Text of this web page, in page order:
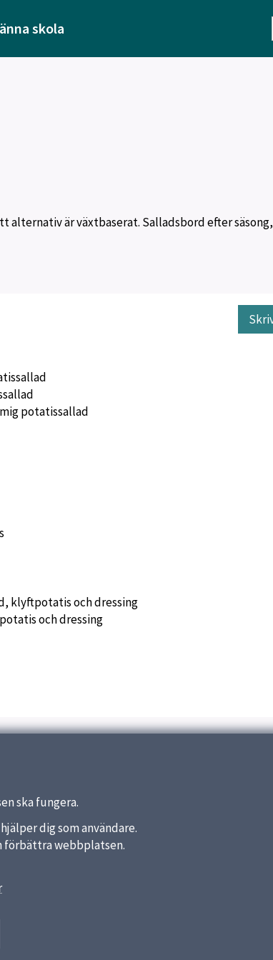
skola
alternativ är växtbaserat. Salladsbord efter
potatissallad
klyftpotatis och dressing
och dressing
ska fungera.
dig som användare.
förbättra webbplatsen.